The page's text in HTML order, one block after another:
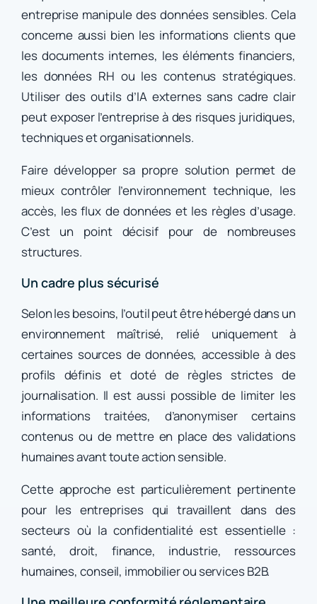
entreprise manipule des données sensibles. Cela
concerne aussi bien les informations clients que
les documents internes, les éléments financiers,
les données RH ou les contenus stratégiques.
Utiliser des outils d’IA externes sans cadre clair
peut exposer l’entreprise à des risques juridiques,
techniques et organisationnels.
Faire développer sa propre solution permet de
mieux contrôler l’environnement technique, les
accès, les flux de données et les règles d’usage.
C’est un point décisif pour de nombreuses
structures.
Un cadre plus sécurisé
Selon les besoins, l’outil peut être hébergé dans un
environnement maîtrisé, relié uniquement à
certaines sources de données, accessible à des
profils définis et doté de règles strictes de
journalisation. Il est aussi possible de limiter les
informations traitées, d’anonymiser certains
contenus ou de mettre en place des validations
humaines avant toute action sensible.
Cette approche est particulièrement pertinente
pour les entreprises qui travaillent dans des
secteurs où la confidentialité est essentielle :
santé, droit, finance, industrie, ressources
humaines, conseil, immobilier ou services B2B.